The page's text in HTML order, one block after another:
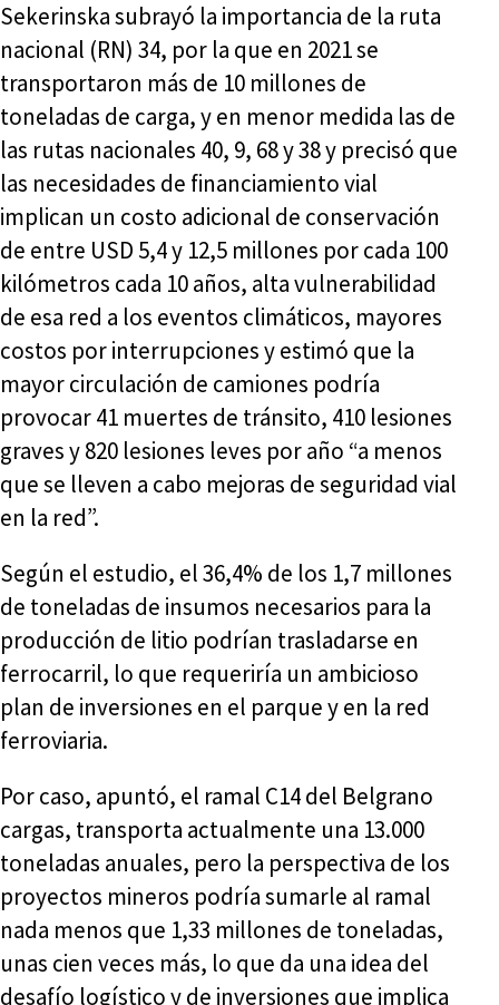
Sekerinska subrayó la importancia de la ruta
nacional (RN) 34, por la que en 2021 se
transportaron más de 10 millones de
toneladas de carga, y en menor medida las de
las rutas nacionales 40, 9, 68 y 38 y precisó que
las necesidades de financiamiento vial
implican un costo adicional de conservación
de entre USD 5,4 y 12,5 millones por cada 100
kilómetros cada 10 años, alta vulnerabilidad
de esa red a los eventos climáticos, mayores
costos por interrupciones y estimó que la
mayor circulación de camiones podría
provocar 41 muertes de tránsito, 410 lesiones
graves y 820 lesiones leves por año “a menos
que se lleven a cabo mejoras de seguridad vial
en la red”.
Según el estudio, el 36,4% de los 1,7 millones
de toneladas de insumos necesarios para la
producción de litio podrían trasladarse en
ferrocarril, lo que requeriría un ambicioso
plan de inversiones en el parque y en la red
ferroviaria.
Por caso, apuntó, el ramal C14 del Belgrano
cargas, transporta actualmente una 13.000
toneladas anuales, pero la perspectiva de los
proyectos mineros podría sumarle al ramal
nada menos que 1,33 millones de toneladas,
unas cien veces más, lo que da una idea del
desafío logístico y de inversiones que implica